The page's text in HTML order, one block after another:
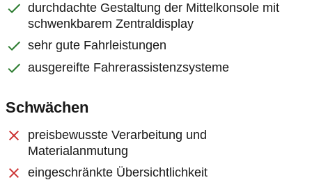
durchdachte Gestaltung der Mittelkonsole mit
schwenkbarem Zentraldisplay
sehr gute Fahrleistungen
ausgereifte Fahrerassistenzsysteme
Schwächen
preisbewusste Verarbeitung und
Materialanmutung
eingeschränkte Übersichtlichkeit